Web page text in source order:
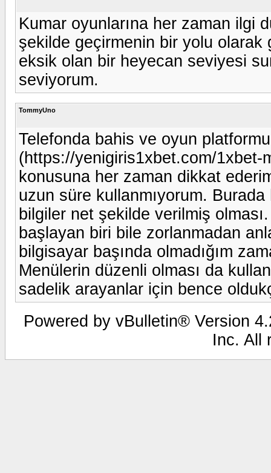
Kumar oyunlarına her zaman ilgi
şekilde geçirmenin bir yolu
eksik olan bir heyecan seviyesi
seviyorum.
TommyUno
Telefonda bahis ve oyun
(https://yenigiris1xbet.com/1xbet-
konusuna her zaman dikkat
uzun süre kullanmıyorum.
bilgiler net şekilde verilmiş
başlayan biri bile zorlanmadan
bilgisayar başında olmadığım
Menülerin düzenli olması da
sadelik arayanlar için bence
Powered by vBulletin® Version
Inc. All